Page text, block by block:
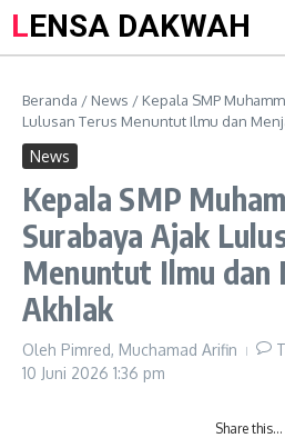
LENSA DAKWAH
Beranda / News / Kepala SMP
Lulusan Terus Menuntut Ilmu dan
News
Kepala SMP
Surabaya Ajak
Menuntut Ilmu dan
Akhlak
Oleh Pimred, Muchamad Arifin
10 Juni 2026 1:36 pm
Share this…